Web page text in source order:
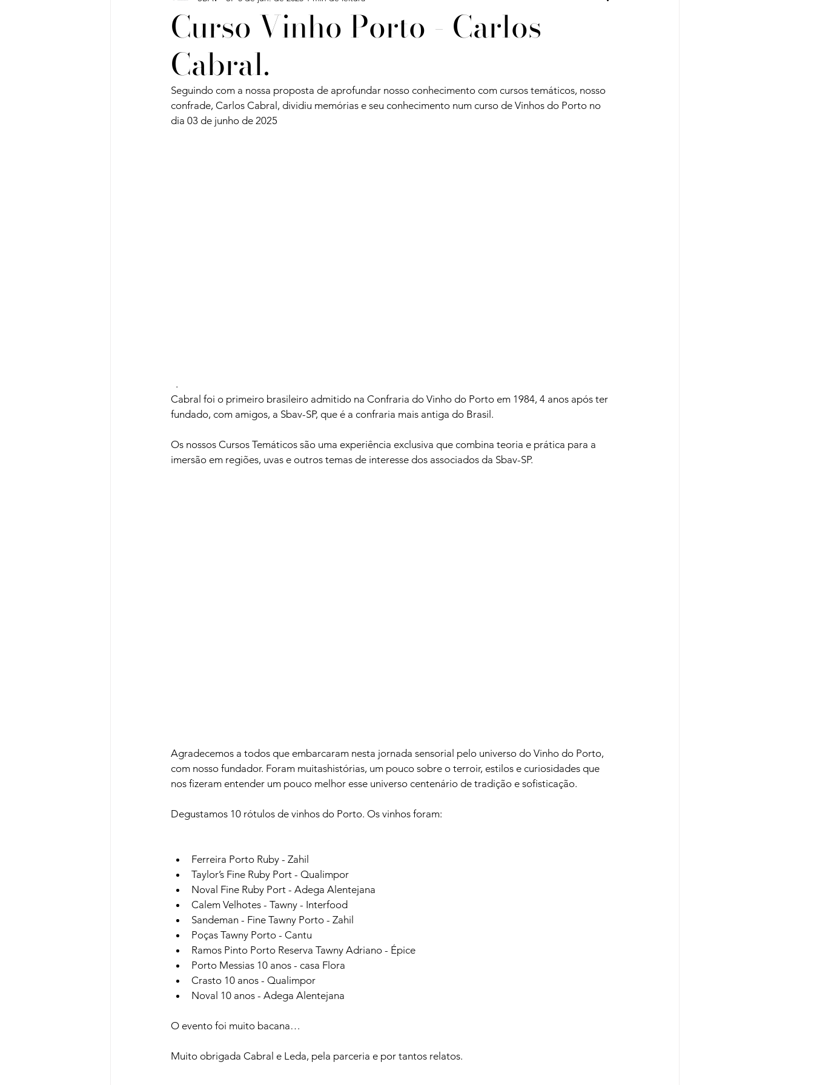
Sobre Vinhos e Viagens
Curso Vinho Porto - Carlos
Cabral.
Seguindo com a nossa proposta de aprofundar nosso conhecimento com cursos temáticos, nosso
confrade, Carlos Cabral, dividiu memórias e seu conhecimento num curso de Vinhos do Porto no
dia 03 de junho de 2025
Cabral foi o primeiro brasileiro admitido na Confraria do Vinho do Porto em 1984, 4 anos após ter
fundado, com amigos, a Sbav-SP, que é a confraria mais antiga do Brasil.
Os nossos Cursos Temáticos são uma experiência exclusiva que combina teoria e prática para a
imersão em regiões, uvas e outros temas de interesse dos associados da Sbav-SP.
Agradecemos a todos que embarcaram nesta jornada sensorial pelo universo do Vinho do Porto,
com nosso fundador. Foram muitashistórias, um pouco sobre o terroir, estilos e curiosidades que
nos fizeram entender um pouco melhor esse universo centenário de tradição e sofisticação.
Degustamos 10 rótulos de vinhos do Porto. Os vinhos foram:
Ferreira Porto Ruby - Zahil
Taylor’s Fine Ruby Port - Qualimpor
Noval Fine Ruby Port - Adega Alentejana
Calem Velhotes - Tawny - Interfood
Sandeman - Fine Tawny Porto - Zahil
Poças Tawny Porto - Cantu
Ramos Pinto Porto Reserva Tawny Adriano - Épice
Porto Messias 10 anos - casa Flora
Crasto 10 anos - Qualimpor
Noval 10 anos - Adega Alentejana
O evento foi muito bacana…
Muito obrigada Cabral e Leda, pela parceria e por tantos relatos.